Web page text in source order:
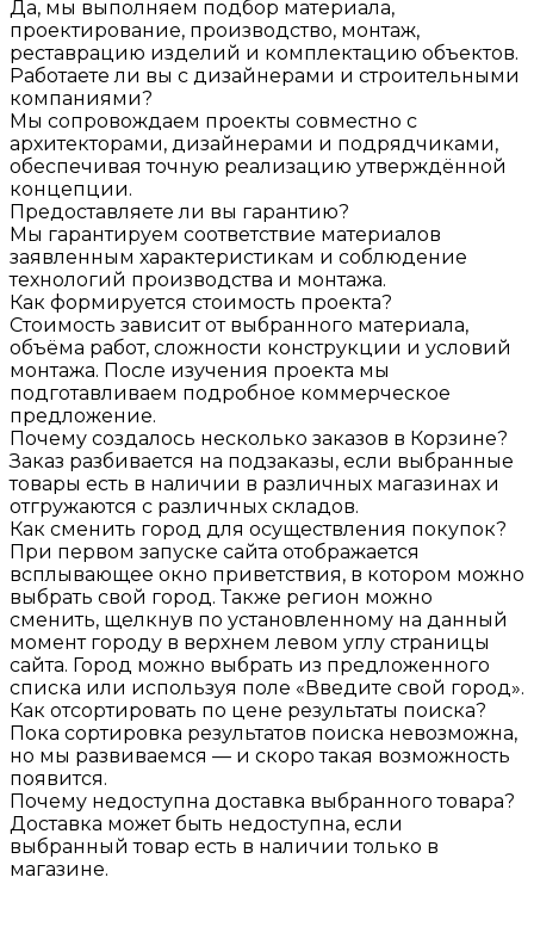
Да, мы выполняем подбор материала,
проектирование, производство, монтаж,
реставрацию изделий и комплектацию объектов.
Работаете ли вы с дизайнерами и строительными
компаниями?
Мы сопровождаем проекты совместно с
архитекторами, дизайнерами и подрядчиками,
обеспечивая точную реализацию утверждённой
концепции.
Предоставляете ли вы гарантию?
Мы гарантируем соответствие материалов
заявленным характеристикам и соблюдение
технологий производства и монтажа.
Как формируется стоимость проекта?
Стоимость зависит от выбранного материала,
объёма работ, сложности конструкции и условий
монтажа. После изучения проекта мы
подготавливаем подробное коммерческое
предложение.
Почему создалось несколько заказов в Корзине?
Заказ разбивается на подзаказы, если выбранные
товары есть в наличии в различных магазинах и
отгружаются с различных складов.
Как сменить город для осуществления покупок?
При первом запуске сайта отображается
всплывающее окно приветствия, в котором можно
выбрать свой город. Также регион можно
сменить, щелкнув по установленному на данный
момент городу в верхнем левом углу страницы
сайта. Город можно выбрать из предложенного
списка или используя поле «Введите свой город».
Как отсортировать по цене результаты поиска?
Пока сортировка результатов поиска невозможна,
но мы развиваемся — и скоро такая возможность
появится.
Почему недоступна доставка выбранного товара?
Доставка может быть недоступна, если
выбранный товар есть в наличии только в
магазине.